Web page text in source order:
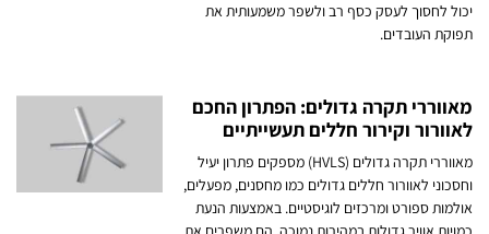
יכול לחסוך לעסק כסף רב ולשפר משמעותית את
תפוקת העובדים.
מאווררי תקרה גדולים: הפתרון החכם
לאוורור וקירור חללים תעשייתיים
מאווררי תקרה גדולים (HVLS) מספקים פתרון יעיל
וחסכוני לאוורור חללים גדולים כמו מחסנים, מפעלים,
אולמות ספורט ומרכזים לוגיסטיים. באמצעות הנעת